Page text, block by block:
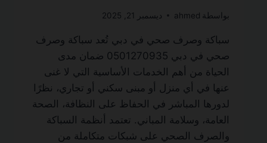
بواسطة ahmed ديسمبر 21, 2025
سباكة وصرف صحي في دبي تُعد سباكة وصرف
صحي في دبي 0501270935 ضمان مدى
الحياة من أهم الخدمات الأساسية التي لا غنى
عنها في أي منزل أو مبنى سكني أو تجاري، نظرًا
لدورها المباشر في الحفاظ على النظافة، الصحة
العامة، وسلامة المباني. تعتمد أنظمة السباكة
والصرف الصحي على شبكات متكاملة من